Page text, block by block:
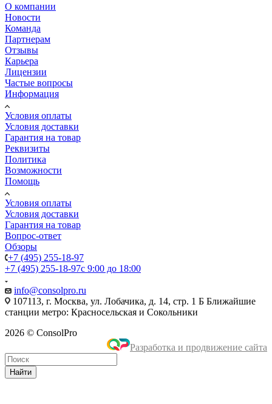
О компании
Новости
Команда
Партнерам
Отзывы
Карьера
Лицензии
Частые вопросы
Информация
Условия оплаты
Условия доставки
Гарантия на товар
Реквизиты
Политика
Возможности
Помощь
Условия оплаты
Условия доставки
Гарантия на товар
Вопрос-ответ
Обзоры
+7 (495) 255-18-97
+7 (495) 255-18-97с 9:00 до 18:00
info@consolpro.ru
107113, г. Москва, ул. Лобачика, д. 14, стр. 1 Б Ближайшие
станции метро: Красносельская и Сокольники
2026 © ConsolPro
Разработка и продвижение сайта
Найти